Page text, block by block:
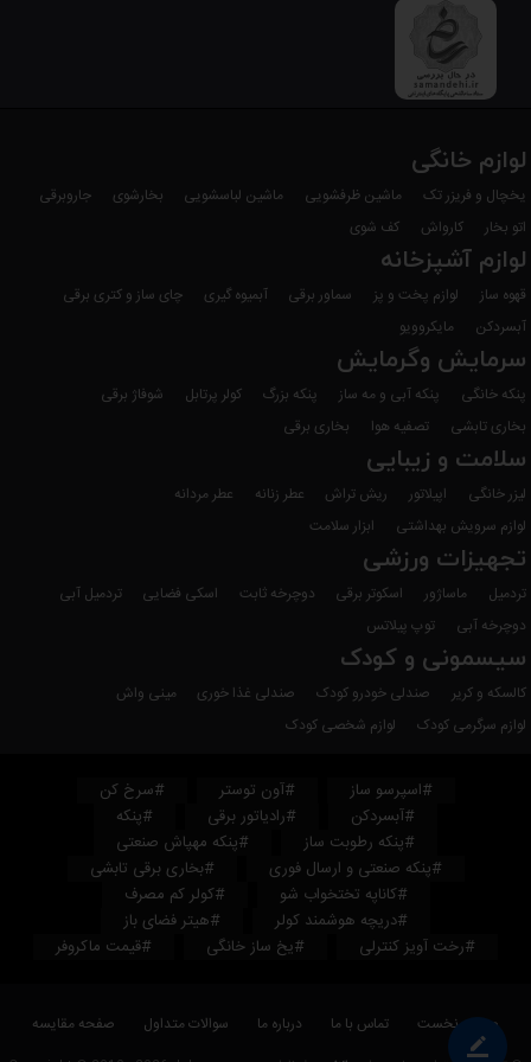
border_color
لوازم خانگی
یخچال و فریزر تک ماشین ظرفشویی ماشین لباسشویی بخارشوی
جاروبرقی
اتو بخار
کارواش کف شوی
لوازم آشپزخانه
قهوه ساز لوازم پخت و پز سماور برقی آبمیوه گیری
چای ساز و کتری برقی
آبسردکن
مایکروویو
سرمایش وگرمایش
پنکه خانگی پنکه آبی و مه ساز پنکه بزرگ کولر پرتابل
شوفاژ برقی
بخاری تابشی
تصفیه هوا بخاری برقی
سلامت و زیبایی
لیزر خانگی اپیلاتور ریش تراش عطر زنانه
عطر مردانه
لوازم سرویش بهداشتی
ابزار سلامت
تجهیزات ورزشی
تردمیل ماساژور اسکوتر برقی دوچرخه ثابت اسکی فضایی
تردمیل آبی
دوچرخه آبی
توپ پیلاتس
سیسمونی و کودک
کالسکه و کریر صندلی خودرو کودک صندلی غذا خوری
مینی واش
لوازم سرگرمی کودک
لوازم شخصی کودک
#اسپرسو ساز #آون توستر
#سرخ کن
#آبسردکن
#رادیاتور برقی
#پنکه
#پنکه رطوبت ساز
#پنکه مهپاش صنعتی
#پنکه صنعتی و ارسال فوری
#بخاری برقی تابشی
#کاناپه تختخواب شو
#کولر کم مصرف
#دریچه هوشمند کولر
#هیتر فضای باز
#رخت آویز کنترلی
#یخ ساز خانگی #قیمت ماکروفر
صفحه نخست تماس با ما درباره ما سوالات متداول صفحه مقایسه